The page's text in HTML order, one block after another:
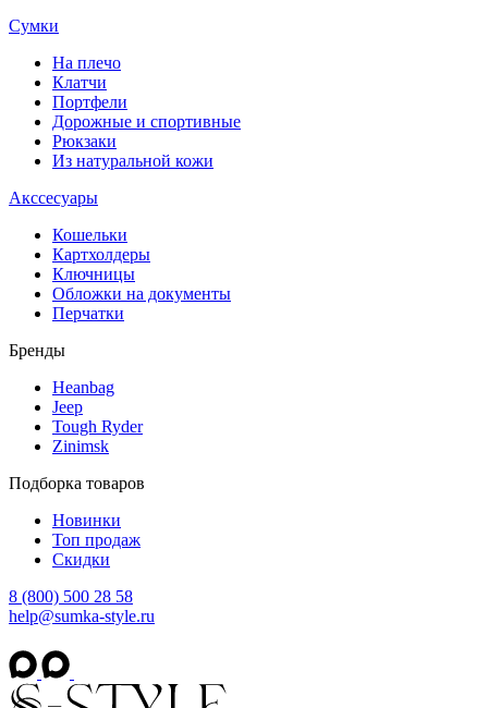
Сумки
На плечо
Клатчи
Портфели
Дорожные и спортивные
Рюкзаки
Из натуральной кожи
Акссесуары
Кошельки
Картхолдеры
Ключницы
Обложки на документы
Перчатки
Бренды
Heanbag
Jeep
Tough Ryder
Zinimsk
Подборка товаров
Новинки
Топ продаж
Скидки
8 (800) 500 28 58
help@sumka-style.ru